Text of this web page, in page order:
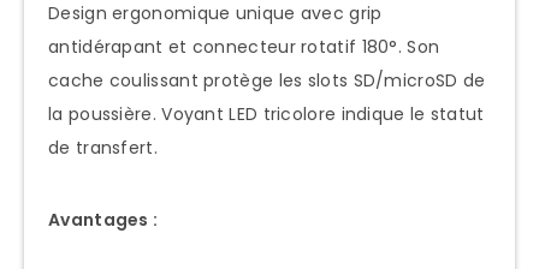
Design ergonomique unique avec grip
antidérapant et connecteur rotatif 180°. Son
cache coulissant protège les slots SD/microSD de
la poussière. Voyant LED tricolore indique le statut
de transfert.
Avantages :